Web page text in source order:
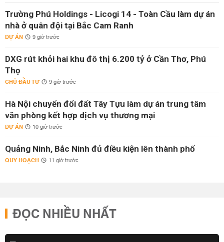
Trường Phú Holdings - Licogi 14 - Toàn Cầu làm dự án
nhà ở quân đội tại Bắc Cam Ranh
DỰ ÁN 9 giờ trước
DXG rút khỏi hai khu đô thị 6.200 tỷ ở Cần Thơ, Phú
Thọ
CHỦ ĐẦU TƯ 9 giờ trước
Hà Nội chuyển đổi đất Tây Tựu làm dự án trung tâm
văn phòng kết hợp dịch vụ thương mại
DỰ ÁN 10 giờ trước
Quảng Ninh, Bắc Ninh đủ điều kiện lên thành phố
QUY HOẠCH 11 giờ trước
ĐỌC NHIỀU NHẤT